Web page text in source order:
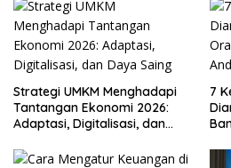
Strategi UMKM Menghadapi
Tantangan Ekonomi 2026:
Adaptasi, Digitalisasi, dan
7